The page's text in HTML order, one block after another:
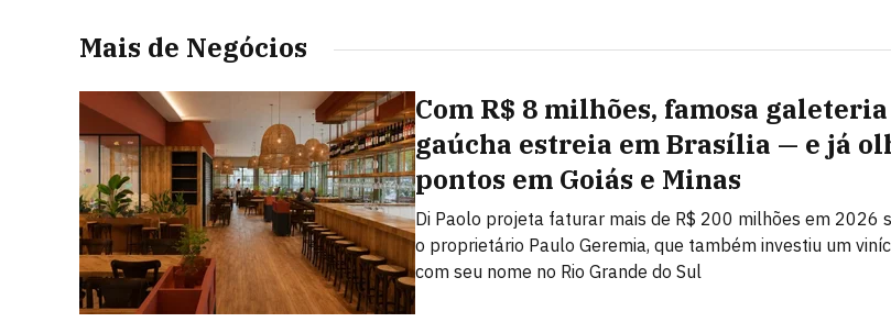
Mais de Negócios
Com R$ 8 milhões, famosa galeteria
gaúcha estreia em Brasília — e já
pontos em Goiás e Minas
Di Paolo projeta faturar mais de R$ 200 milhões em 2026
o proprietário Paulo Geremia, que também investiu um
com seu nome no Rio Grande do Sul